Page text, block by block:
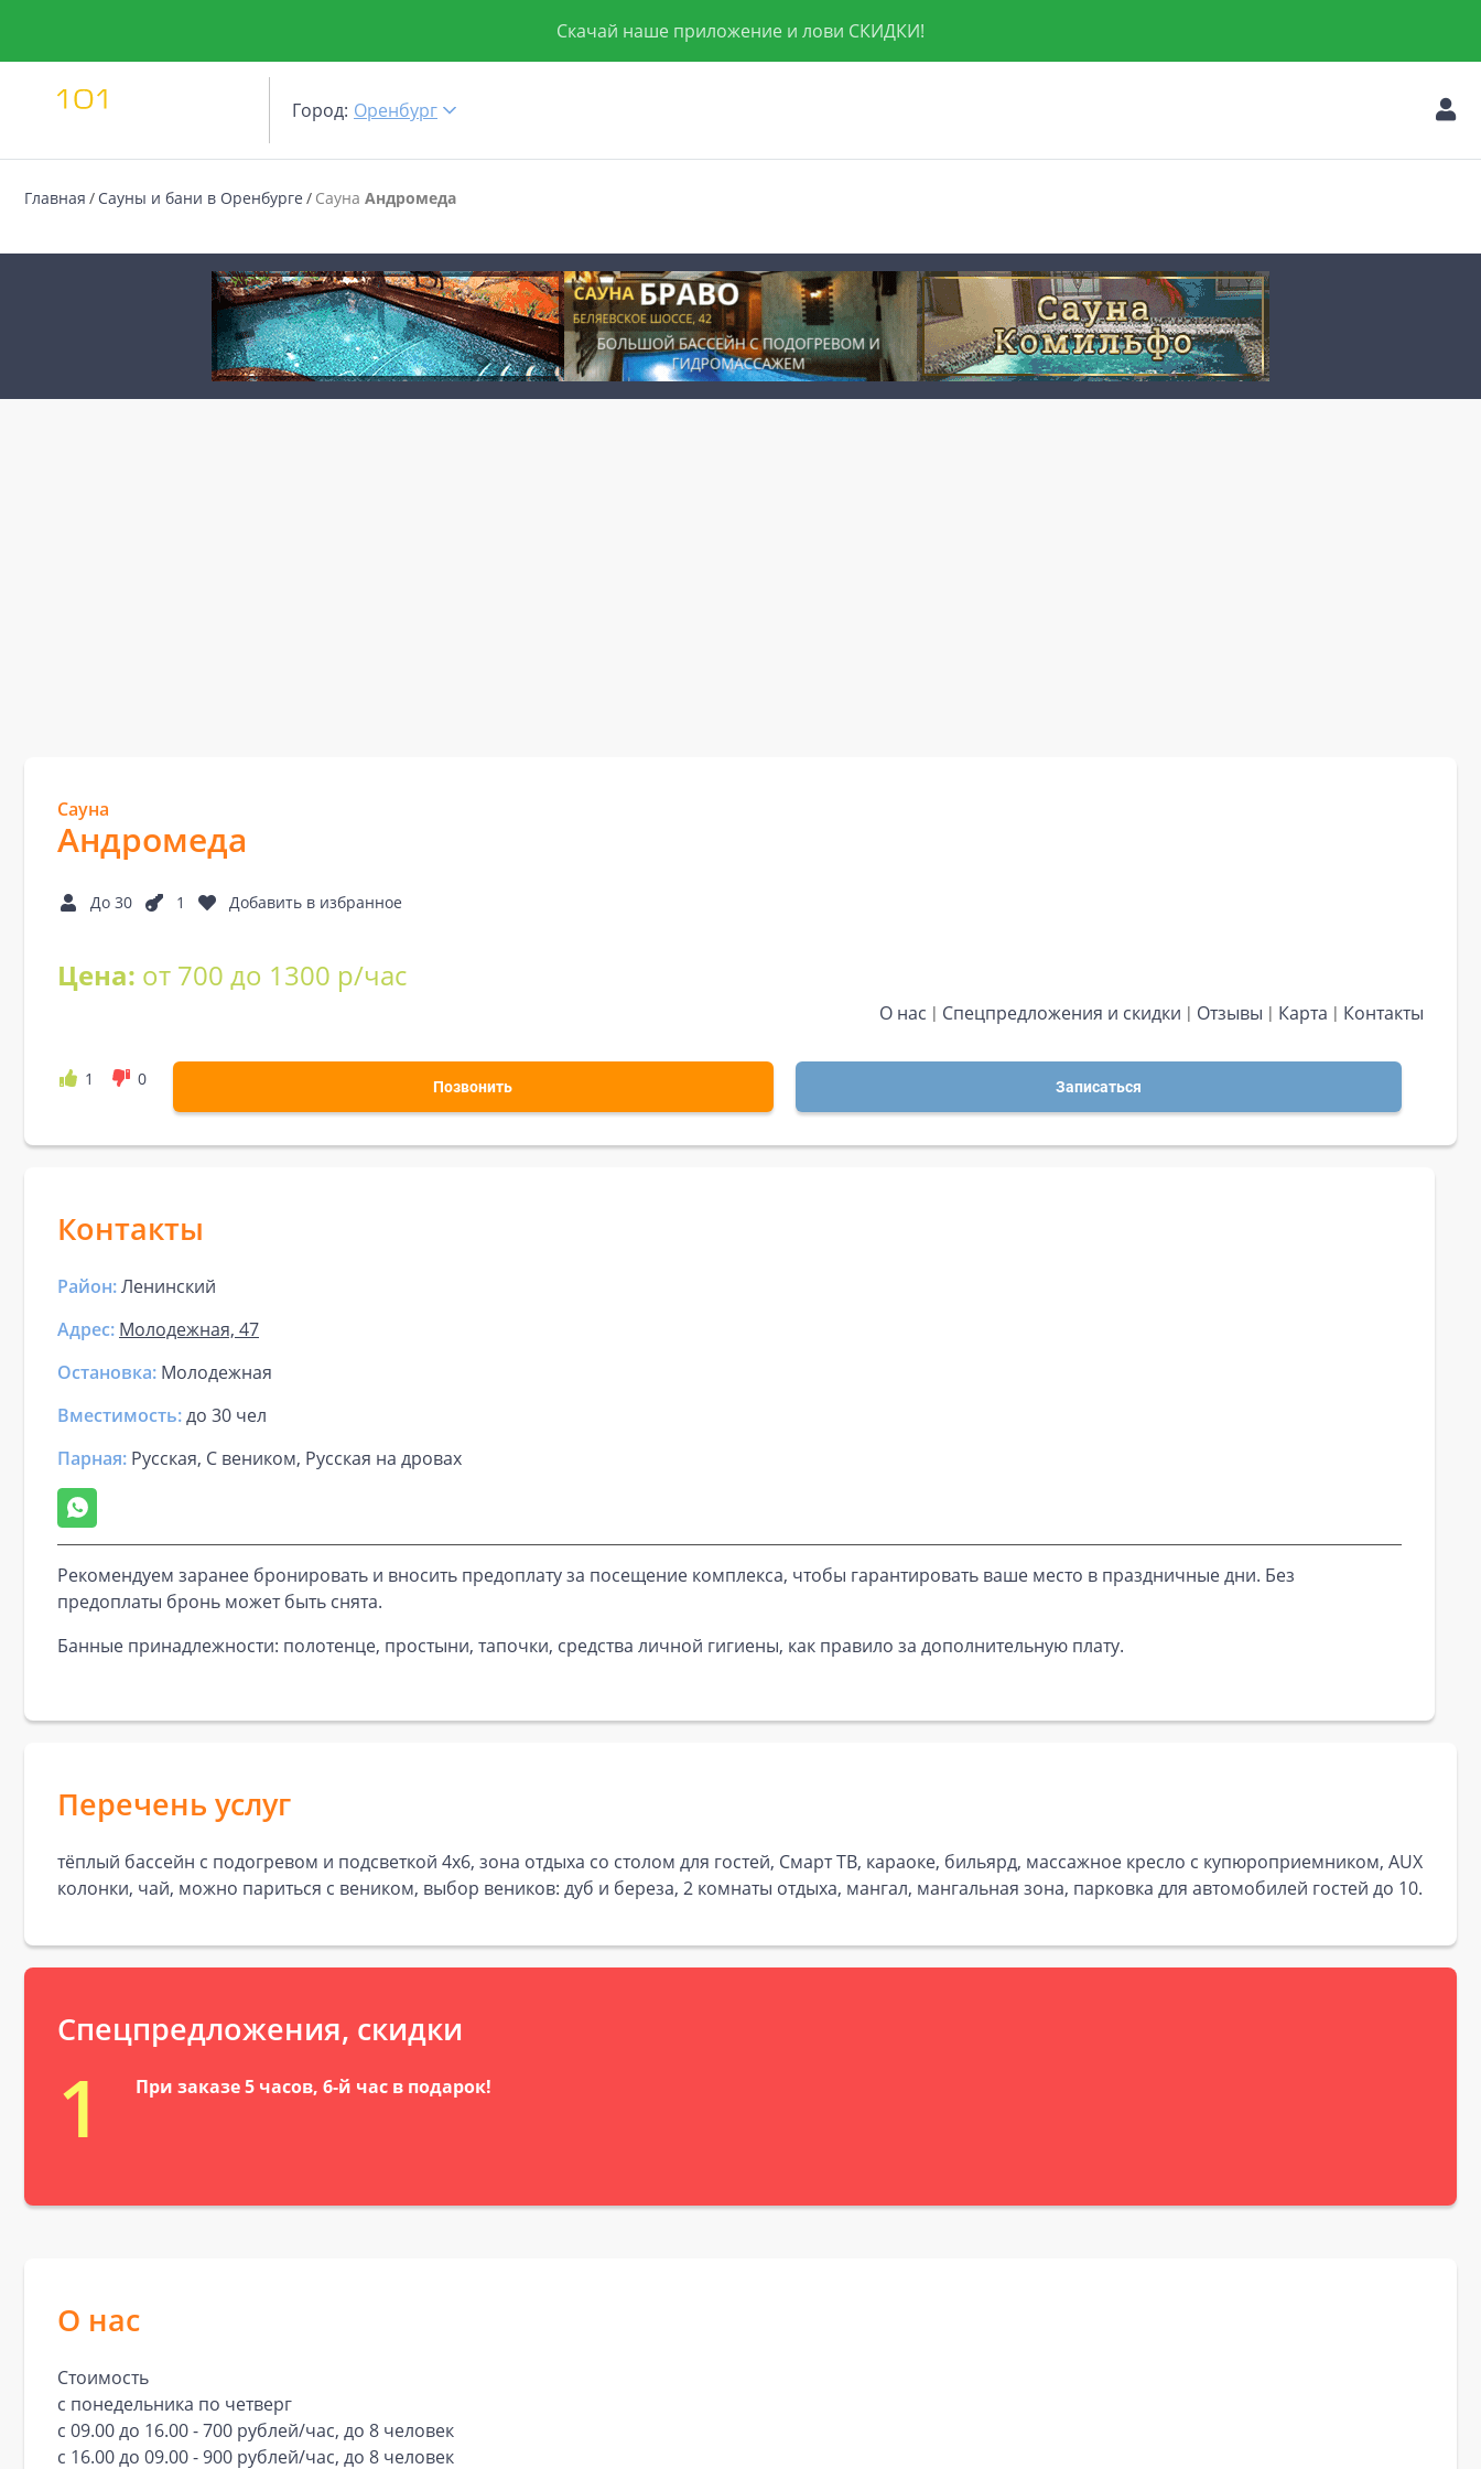
Скачай наше приложение и лови СКИДКИ!
Город: Оренбург
Главная Сауны и бани в Оренбурге Сауна Андромеда
Сауна
Андромеда
До 30 1 Добавить в избранное
Цена: от 700 до 1300 р/час
О нас Спецпредложения и скидки Отзывы Карта Контакты
1 0 Позвонить Записаться
Контакты
Район:Ленинский
Адрес: Молодежная, 47
Остановка: Молодежная
Вместимость:до 30 чел
Парная: Русская, С веником, Русская на дровах
Рекомендуем заранее бронировать и вносить предоплату за посещение комплекса, чтобы гарантировать ваше место в праздничные дни. Без
предоплаты бронь может быть снята.
Банные принадлежности: полотенце, простыни, тапочки, средства личной гигиены, как правило за дополнительную плату.
Перечень услуг
тёплый бассейн с подогревом и подсветкой 4х6, зона отдыха со столом для гостей, Смарт ТВ, караоке, бильярд, массажное кресло с купюроприемником, AUX
колонки, чай, можно париться с веником, выбор веников: дуб и береза, 2 комнаты отдыха, мангал, мангальная зона, парковка для автомобилей гостей до 10.
Спецпредложения, скидки
1 При заказе 5 часов, 6-й час в подарок!
О нас
Стоимость
с понедельника по четверг
с 09.00 до 16.00 - 700 рублей/час, до 8 человек
с 16.00 до 09.00 - 900 рублей/час, до 8 человек